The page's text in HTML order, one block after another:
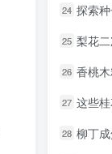
24 探索种
25 梨花
26 香桃木
27 这些桂
28 柳丁
24 探索种
25 梨花
26 香桃木
27 这些桂
28 柳丁